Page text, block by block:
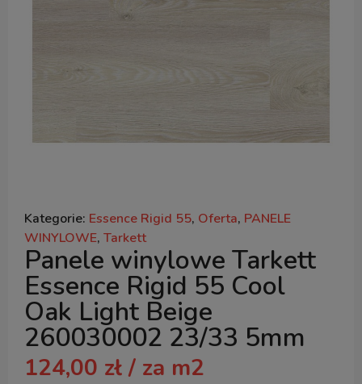
Kategorie: Essence Rigid 55, Oferta, PANELE
WINYLOWE, Tarkett
Panele winylowe Tarkett
Essence Rigid 55 Cool
Oak Light Beige
260030002 23/33 5mm
124,00 zł / za m2